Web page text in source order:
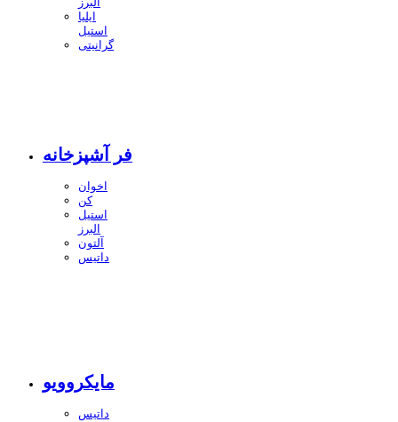
ایلیا
استیل
گرانیتی
فر آشپزخانه
اخوان
کن
استیل
البرز
آلتون
داتیس
مایکروویو
داتیس